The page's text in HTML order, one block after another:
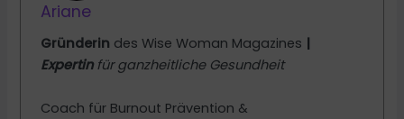
Ariane
Gründerin des Wise Woman Magazines
Expertin für ganzheitliche Gesundheit
Coach für Burnout Prävention &